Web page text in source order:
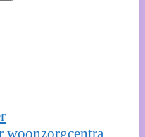
woonzorgcentra